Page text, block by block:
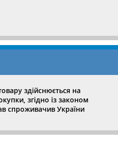
здійснюється на
згідно із законом
спроживачив України